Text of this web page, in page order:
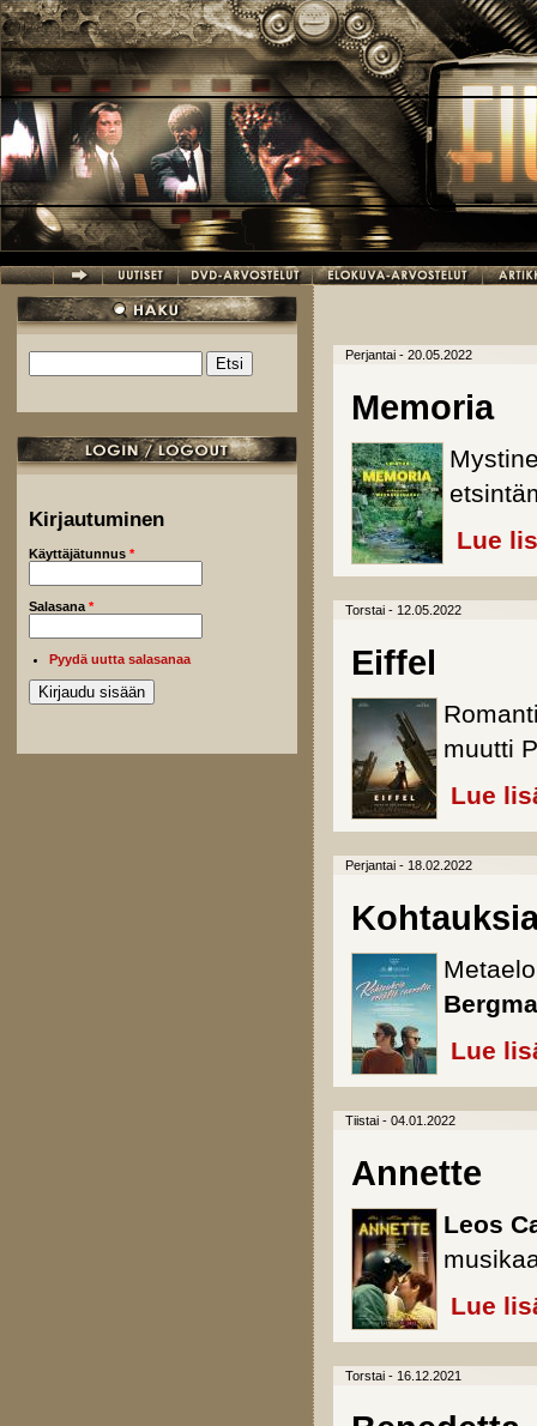
Hyppää pääsisältöön
Hakulomake
Kirjautuminen
Käyttäjätunnus *
Salasana *
Pyydä uutta salasanaa
Perjantai - 20.05.2022
Memoria
Lue
Torstai - 12.05.2022
Eiffel
muutti
Lue
Perjantai - 18.02.2022
Lue
Tiistai - 04.01.2022
Annette
Leos
Lue
Torstai - 16.12.2021